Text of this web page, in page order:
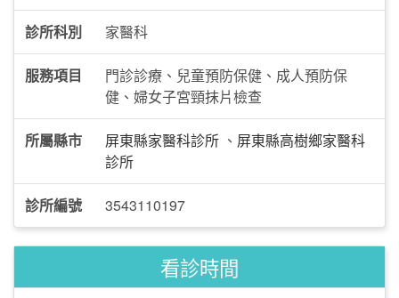
診所科別 家醫科
服務項目
門診診療、兒童預防保健、成人預防保
健、婦女子宮頸抹片檢查
所屬縣市 屏東縣家醫科診所 、 屏東縣高樹鄉家醫科
診所
診所編號 3543110197
看診時間